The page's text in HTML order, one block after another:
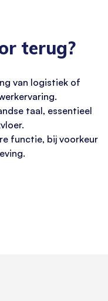
terug?
van logistiek of
taal, essentieel
functie, bij voorkeur